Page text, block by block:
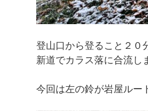
登山口から登ること２０
新道でカラス落に合流し
今回は左の鈴が岩屋ルー